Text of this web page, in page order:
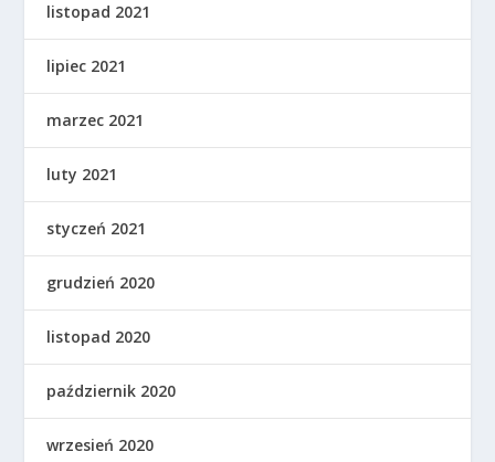
listopad 2021
lipiec 2021
marzec 2021
luty 2021
styczeń 2021
grudzień 2020
listopad 2020
październik 2020
wrzesień 2020